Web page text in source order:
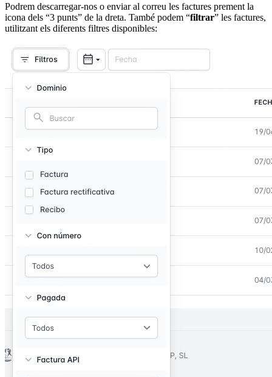
Podrem descarregar-nos o enviar al correu les factures prement la
icona dels “3 punts” de la dreta. També podem “filtrar” les factures,
utilitzant els diferents filtres disponibles: